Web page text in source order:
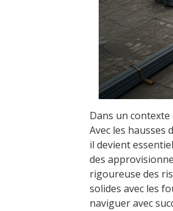
Dans un contexte
Avec les hausses
il devient
des
rigoureuse des
solides avec les
naviguer avec